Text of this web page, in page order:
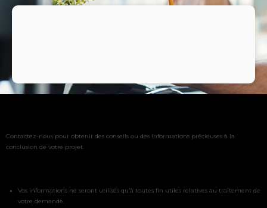
Contactez-nous pour obtenir des conseils ou des informations précieuses à la
conclusion de votre projet.
Vos informations ne seront utilisés qu’à toutes fin utiles relatives au traitement de
votre demande.